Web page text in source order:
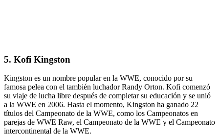
5. Kofi Kingston
Kingston es un nombre popular en la WWE, conocido por su
famosa pelea con el también luchador Randy Orton. Kofi comenzó
su viaje de lucha libre después de completar su educación y se unió
a la WWE en 2006. Hasta el momento, Kingston ha ganado 22
títulos del Campeonato de la WWE, como los Campeonatos en
parejas de WWE Raw, el Campeonato de la WWE y el Campeonato
intercontinental de la WWE.